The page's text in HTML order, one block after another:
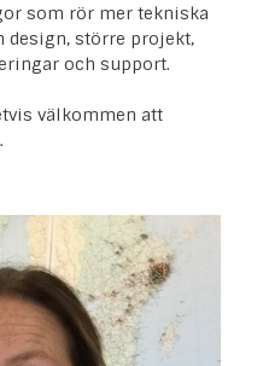
som rör mer tekniska
design, större projekt,
och support.
välkommen att